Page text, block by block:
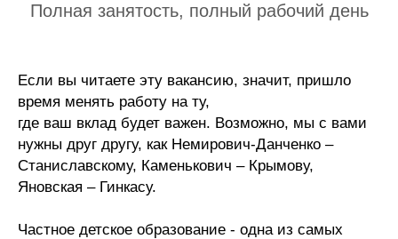
Полная занятость, полный рабочий день
Если вы читаете эту вакансию, значит, пришло
время менять работу на ту,
где ваш вклад будет важен. Возможно, мы с вами
нужны друг другу, как Немирович-Данченко –
Станиславскому, Каменькович – Крымову,
Яновская – Гинкасу.
Частное детское образование - одна из самых